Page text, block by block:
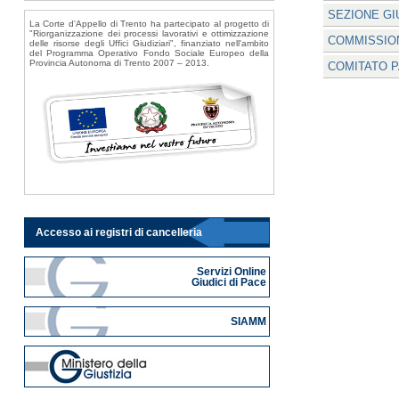
SEZIONE
COMITATO
La Corte d'Appello di Trento ha partecipato al progetto di
"Riorganizzazione dei processi lavorativi e ottimizzazione
delle risorse degli Uffici Giudiziari", finanziato nell'ambito
del Programma Operativo Fondo Sociale Europeo della
Provincia Autonoma di Trento 2007 – 2013.
Accesso ai registri di cancelleria
Servizi Online
Giudici di Pace
SIAMM